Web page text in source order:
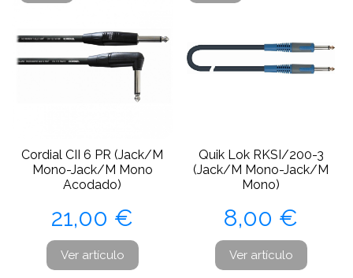
Cordial CII 6 PR (Jack/M
Mono-Jack/M Mono
Acodado)
Precio
21,00 €
Ver artículo
Quik Lok RKSI/200-3
(Jack/M Mono-Jack/M
Mono)
Precio
8,00 €
Ver artículo